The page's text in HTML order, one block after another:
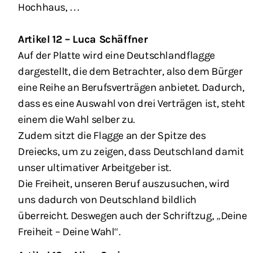
Hochhaus, …
Artikel 12 – Luca Schäffner
Auf der Platte wird eine Deutschlandflagge
dargestellt, die dem Betrachter, also dem Bürger
eine Reihe an Berufsverträgen anbietet. Dadurch,
dass es eine Auswahl von drei Verträgen ist, steht
einem die Wahl selber zu.
Zudem sitzt die Flagge an der Spitze des
Dreiecks, um zu zeigen, dass Deutschland damit
unser ultimativer Arbeitgeber ist.
Die Freiheit, unseren Beruf auszusuchen, wird
uns dadurch von Deutschland bildlich
überreicht. Deswegen auch der Schriftzug, „Deine
Freiheit – Deine Wahl“.